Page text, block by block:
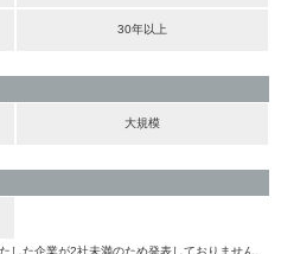
30年以上
大規模
た企業が2社未満のため発表しておりません。